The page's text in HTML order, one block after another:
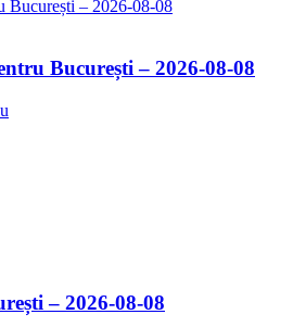
București – 2026-08-08
– 2026-08-08